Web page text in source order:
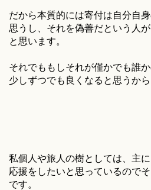
だから本質的には寄付は自分自
思うし、それを偽善だという人
と思います。
それでももしそれが僅かでも誰
少しずつでも良くなると思うから
私個人や旅人の樹としては、主
応援をしたいと思っているので
です。